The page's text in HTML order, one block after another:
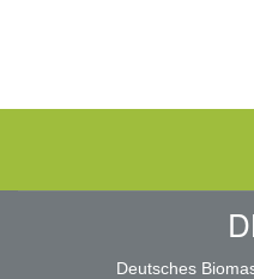
Deutsches